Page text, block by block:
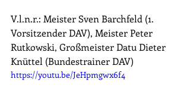
V.l.n.r.: Meister Sven Barchfeld (1.
Vorsitzender DAV), Meister Peter
Rutkowski, Großmeister Datu Dieter
Knüttel (Bundestrainer DAV)
https://youtu.be/JeHpmgwx6f4